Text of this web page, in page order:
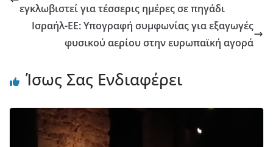
εγκλωβιστεί για τέσσερις ημέρες σε πηγάδι
Ισραήλ-ΕΕ: Υπογραφή συμφωνίας για εξαγωγές
φυσικού αερίου στην ευρωπαϊκή αγορά
Ίσως Σας Ενδιαφέρει